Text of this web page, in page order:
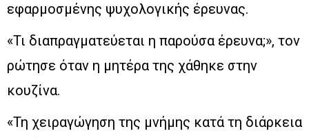
εφαρμοσμένης ψυχολογικής έρευνας.
«Τι διαπραγματεύεται η παρούσα έρευνα;», τον
ρώτησε όταν η μητέρα της χάθηκε στην
κουζίνα.
«Τη χειραγώγηση της μνήμης κατά τη διάρκεια